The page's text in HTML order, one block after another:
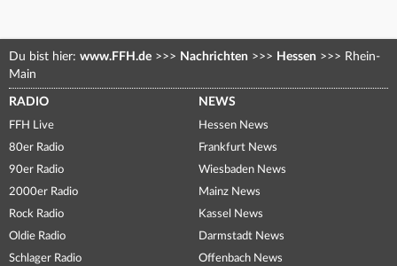
Du bist hier: www.FFH.de >>> Nachrichten >>> Hessen >>> Rhein-
Main
RADIO
FFH Live
80er Radio
90er Radio
2000er Radio
Rock Radio
Oldie Radio
Schlager Radio
NEWS
Hessen News
Frankfurt News
Wiesbaden News
Mainz News
Kassel News
Darmstadt News
Offenbach News